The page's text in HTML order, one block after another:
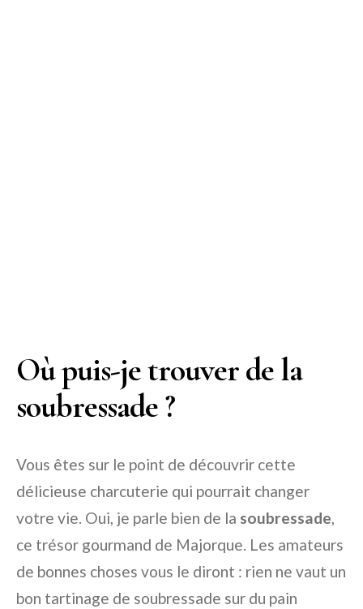
Où puis-je trouver de la
soubressade ?
Vous êtes sur le point de découvrir cette
délicieuse charcuterie qui pourrait changer
votre vie. Oui, je parle bien de la soubressade,
ce trésor gourmand de Majorque. Les amateurs
de bonnes choses vous le diront : rien ne vaut un
bon tartinage de soubressade sur du pain